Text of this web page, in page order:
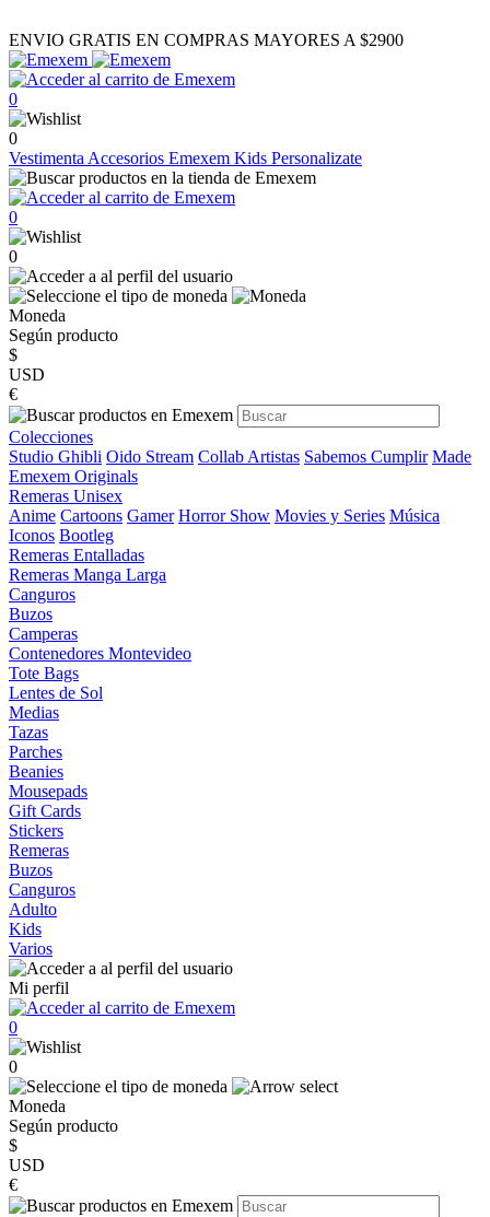
ENVIO GRATIS EN COMPRAS MAYORES A $2900
0
0
Vestimenta Accesorios Emexem Kids Personalizate
0
0
Moneda
Según producto
$
USD
€
Colecciones
Studio Ghibli Oido Stream Collab Artistas Sabemos Cumplir Made
Emexem Originals
Remeras Unisex
Anime Cartoons Gamer Horror Show Movies y Series Música
Iconos Bootleg
Remeras Entalladas
Remeras Manga Larga
Canguros
Buzos
Camperas
Contenedores Montevideo
Tote Bags
Lentes de Sol
Medias
Tazas
Parches
Beanies
Mousepads
Gift Cards
Stickers
Remeras
Buzos
Canguros
Adulto
Kids
Varios
Mi perfil
0
0
Moneda
Según producto
$
USD
€